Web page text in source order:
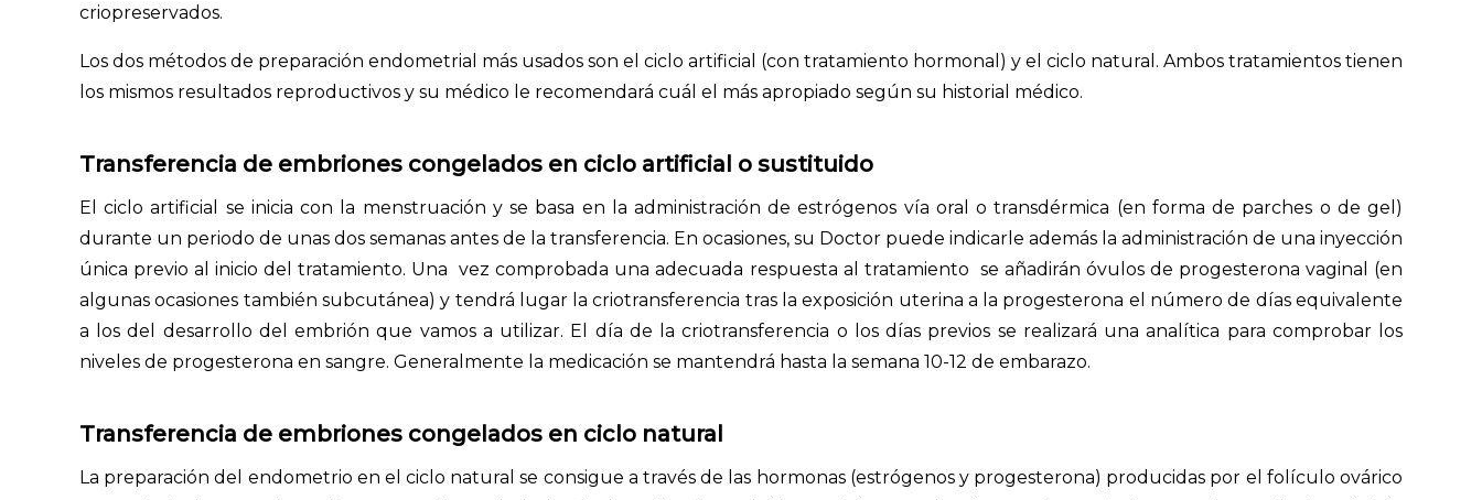
criopreservados.
Los dos métodos de preparación endometrial más usados son el ciclo artificial (con tratamiento hormonal) y el ciclo natural. Ambos tratamientos tienen
los mismos resultados reproductivos y su médico le recomendará cuál el más apropiado según su historial médico.
Transferencia de embriones congelados en ciclo artificial o sustituido
El ciclo artificial se inicia con la menstruación y se basa en la administración de estrógenos vía oral o transdérmica (en forma de parches o de gel)
durante un periodo de unas dos semanas antes de la transferencia. En ocasiones, su Doctor puede indicarle además la administración de una inyección
única previo al inicio del tratamiento. Una vez comprobada una adecuada respuesta al tratamiento se añadirán óvulos de progesterona vaginal (en
algunas ocasiones también subcutánea) y tendrá lugar la criotransferencia tras la exposición uterina a la progesterona el número de días equivalente
a los del desarrollo del embrión que vamos a utilizar. El día de la criotransferencia o los días previos se realizará una analítica para comprobar los
niveles de progesterona en sangre. Generalmente la medicación se mantendrá hasta la semana 10-12 de embarazo.
Transferencia de embriones congelados en ciclo natural
La preparación del endometrio en el ciclo natural se consigue a través de las hormonas (estrógenos y progesterona) producidas por el folículo ovárico